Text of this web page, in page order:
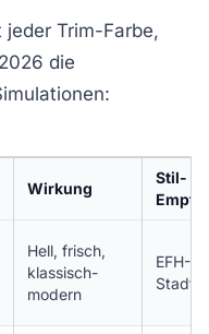
Trim-Farbe,
die
Wirkung
Stil-
Hell, frisch,
klassisch-
modern
EFH-